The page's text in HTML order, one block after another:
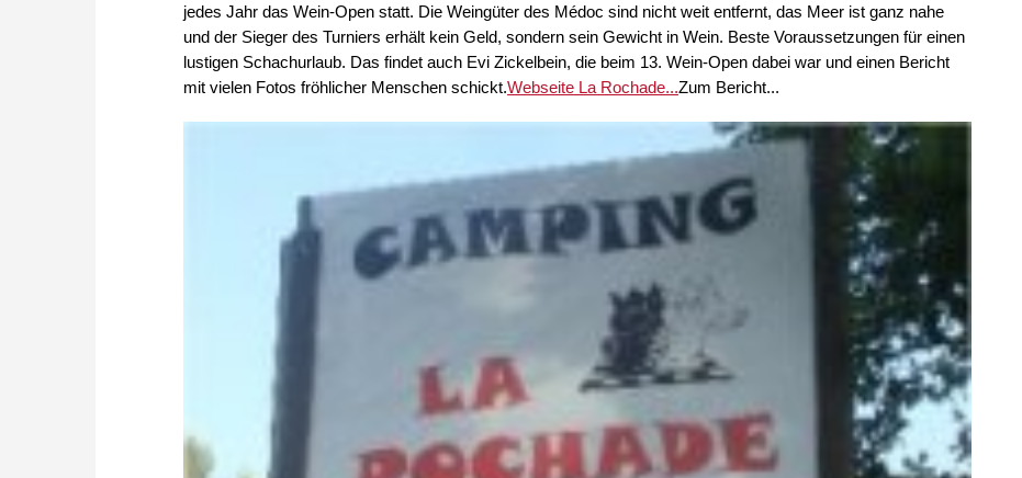
jedes Jahr das Wein-Open statt. Die Weingüter des Médoc sind nicht weit entfernt, das Meer ist ganz nahe
und der Sieger des Turniers erhält kein Geld, sondern sein Gewicht in Wein. Beste Voraussetzungen für einen
lustigen Schachurlaub. Das findet auch Evi Zickelbein, die beim 13. Wein-Open dabei war und einen Bericht
mit vielen Fotos fröhlicher Menschen schickt.Webseite La Rochade...Zum Bericht...